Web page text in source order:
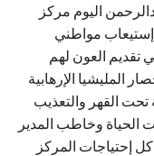
اليوم مركز
مواطني
تقديم العون لهم
المليشيا الإرهابية
تحت القهر والتعذيب
وخاطب المدير
إحتياجات المركز